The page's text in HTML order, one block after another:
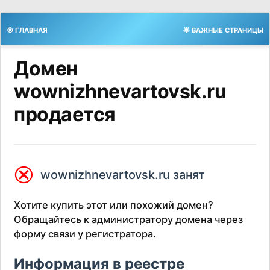
🎯 ГЛАВНАЯ 🌟 ВАЖНЫЕ СТРАНИЦЫ
Домен
wownizhnevartovsk.ru
продается
⮿ wownizhnevartovsk.ru занят
Хотите купить этот или похожий домен?
Обращайтесь к администратору домена через
форму связи у регистратора.
Информация в реестре